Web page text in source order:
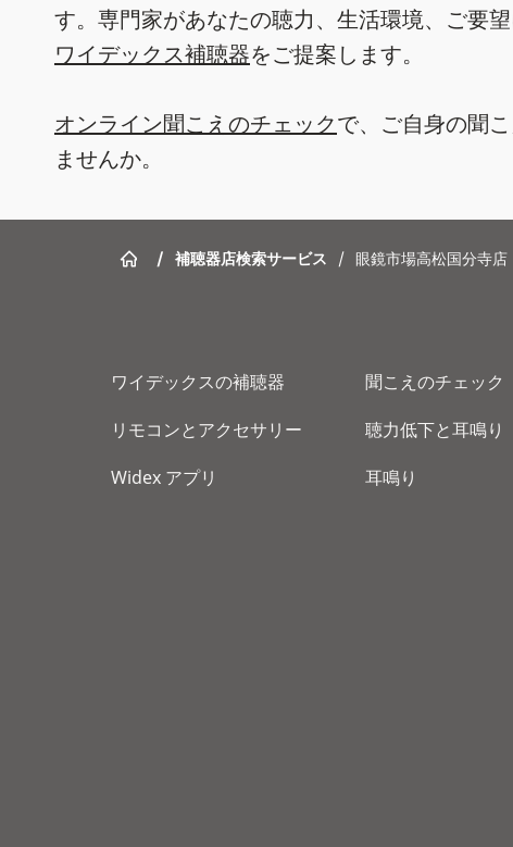
す。専門家があなたの聴力、生活環境、ご要
ワイデックス補聴器をご提案します。
オンライン聞こえのチェックで、ご自身の聞
ませんか。
/ 補聴器店検索サービス / 眼鏡市場高松国分寺店
ワイデックスの補聴器
リモコンとアクセサリー
Widex アプリ
聞こえのチェック
聴力低下と耳鳴り
耳鳴り